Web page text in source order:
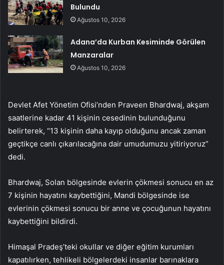
Bulundu
Ağustos 10, 2026
Adana’da Kurban Kesiminde Görülen
Manzaralar
Ağustos 10, 2026
Devlet Afet Yönetim Ofisi’nden Praveen Bhardwaj, akşam
saatlerine kadar 41 kişinin cesedinin bulunduğunu
belirterek, “13 kişinin daha kayıp olduğunu ancak zaman
geçtikçe canlı çıkarılacağına dair umudumuzu yitiriyoruz”
dedi.
Bhardwaj, Solan bölgesinde evlerin çökmesi sonucu en az
7 kişinin hayatını kaybettiğini, Mandi bölgesinde ise
evlerinin çökmesi sonucu bir anne ve çocuğunun hayatını
kaybettiğini bildirdi.
Himaşal Pradeş’teki okullar ve diğer eğitim kurumları
kapatılırken, tehlikeli bölgelerdeki insanlar barınaklara